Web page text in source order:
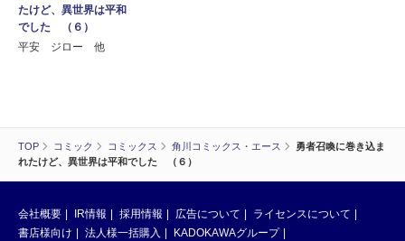
TOP コミック コミックス 角川コミックス・エース
勇者召喚に巻き込ま
れたけど、異世界は平和でした （６）
たけど、異世界は平和
でした （６）
平安 ジロー 他
会社概要 IR情報 採用情報 広告について
ライセンスについて
書店様向け
法人様一括購入
KADOKAWAグループ